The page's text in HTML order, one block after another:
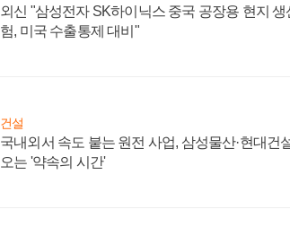
외신 "삼성전자 SK하이닉스 중국 공장용 현지 생
험, 미국 수출통제 대비"
건설
국내외서 속도 붙는 원전 사업, 삼성물산·현대건
오는 '약속의 시간'